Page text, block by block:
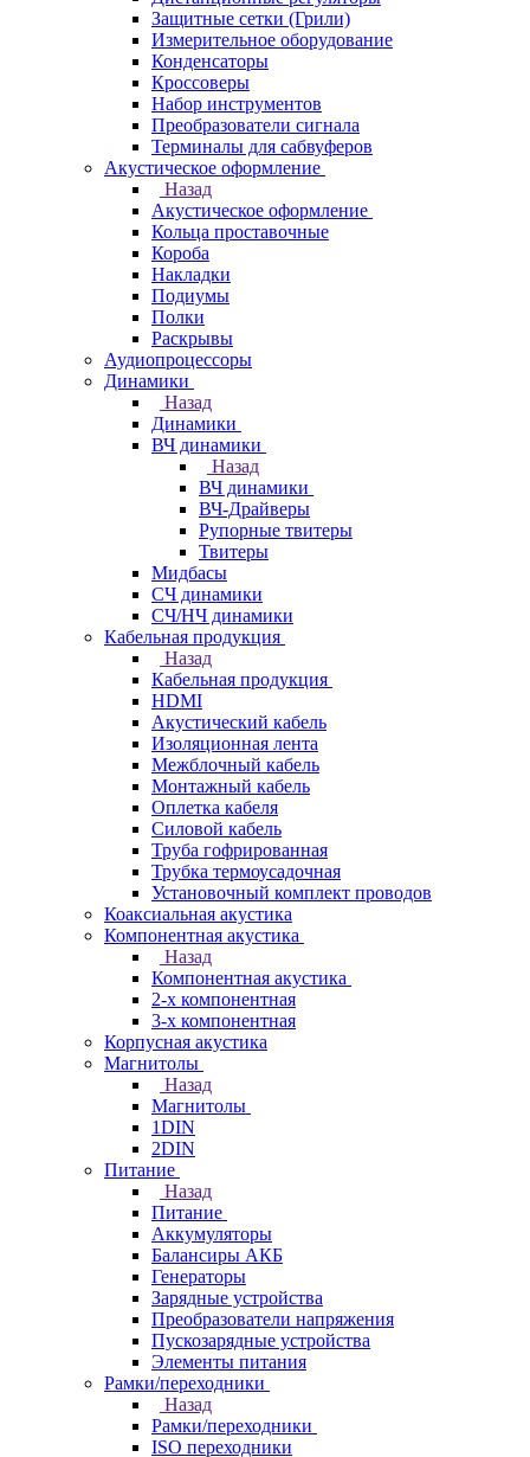
Защитные сетки (Грили)
Измерительное оборудование
Конденсаторы
Кроссоверы
Набор инструментов
Преобразователи сигнала
Терминалы для сабвуферов
Акустическое оформление
Назад
Акустическое оформление
Кольца проставочные
Короба
Накладки
Подиумы
Полки
Раскрывы
Аудиопроцессоры
Динамики
Назад
Динамики
ВЧ динамики
Назад
ВЧ динамики
ВЧ-Драйверы
Рупорные твитеры
Твитеры
Мидбасы
СЧ динамики
СЧ/НЧ динамики
Кабельная продукция
Назад
Кабельная продукция
HDMI
Акустический кабель
Изоляционная лента
Межблочный кабель
Монтажный кабель
Оплетка кабеля
Силовой кабель
Труба гофрированная
Трубка термоусадочная
Установочный комплект проводов
Коаксиальная акустика
Компонентная акустика
Назад
Компонентная акустика
2-х компонентная
3-х компонентная
Корпусная акустика
Магнитолы
Назад
Магнитолы
1DIN
2DIN
Питание
Назад
Питание
Аккумуляторы
Балансиры АКБ
Генераторы
Зарядные устройства
Преобразователи напряжения
Пускозарядные устройства
Элементы питания
Рамки/переходники
Назад
Рамки/переходники
ISO переходники